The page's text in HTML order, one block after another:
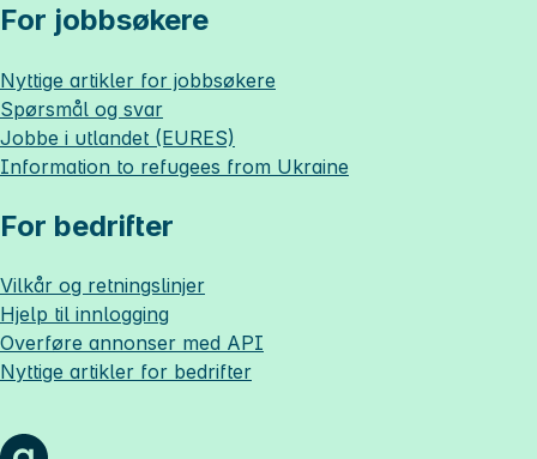
For jobbsøkere
Nyttige artikler for jobbsøkere
Spørsmål og svar
Jobbe i utlandet (EURES)
Information to refugees from Ukraine
For bedrifter
Vilkår og retningslinjer
Hjelp til innlogging
Overføre annonser med API
Nyttige artikler for bedrifter